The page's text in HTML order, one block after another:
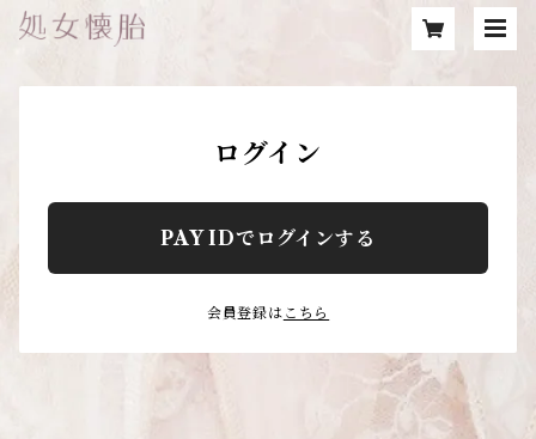
ログイン
PAY IDでログインする
会員登録は こちら